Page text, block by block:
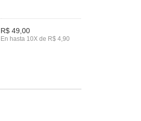
R$ 49,00
En hasta 10X de R$ 4,90